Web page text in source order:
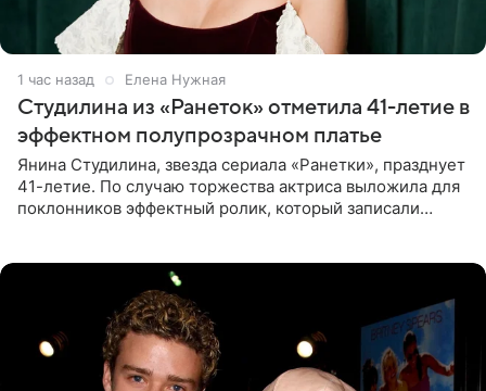
1 час назад Елена Нужная
Студилина из «Ранеток» отметила 41-летие в
эффектном полупрозрачном платье
Янина Студилина, звезда сериала «Ранетки», празднует
41-летие. По случаю торжества актриса выложила для
поклонников эффектный ролик, который записали